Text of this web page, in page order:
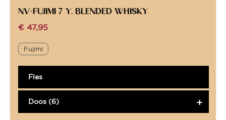
NV-FUJIMI 7 Y. BLENDED WHISKY
€ 47,95
Fujimi
Fles
Doos (6)